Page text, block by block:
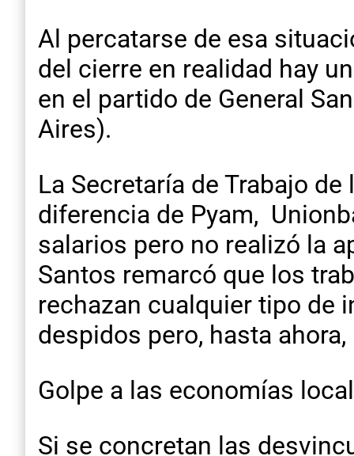
Al percatarse de esa
del cierre en realidad hay
en el partido de General
Aires).
La Secretaría de Trabajo
diferencia de Pyam,
salarios pero no realizó la
Santos remarcó que los
rechazan cualquier tipo de
despidos pero, hasta
Golpe a las economías
Si se concretan las